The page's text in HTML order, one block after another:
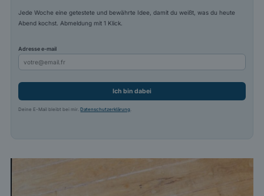
Jede Woche eine getestete und bewährte Idee, damit du weißt, was du heute
Abend kochst. Abmeldung mit 1 Klick.
Adresse e-mail
Ich bin dabei
Deine E-Mail bleibt bei mir.Datenschutzerklärung